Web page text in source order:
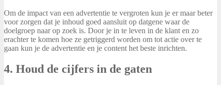
Om de impact van een advertentie te vergroten kun je er maar beter
voor zorgen dat je inhoud goed aansluit op datgene waar de
doelgroep naar op zoek is. Door je in te leven in de klant en zo
erachter te komen hoe ze getriggerd worden om tot actie over te
gaan kun je de advertentie en je content het beste inrichten.
4. Houd de cijfers in de gaten